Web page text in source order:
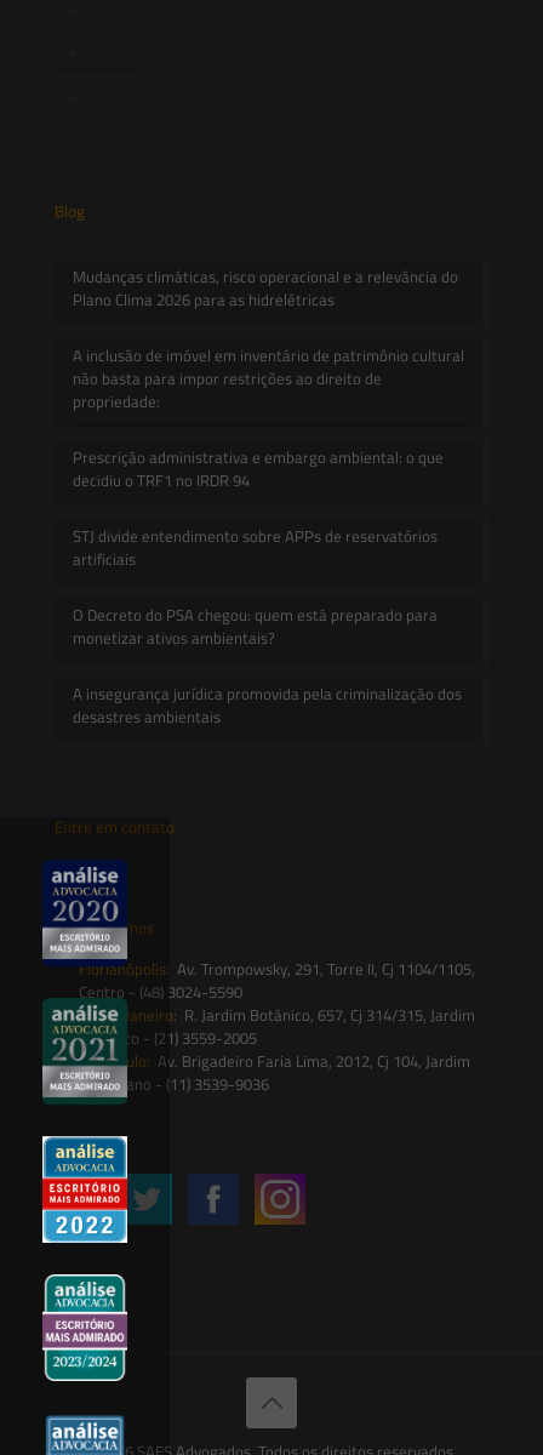
Blog
Mudanças climáticas, risco operacional e a relevância do
Plano Clima 2026 para as hidrelétricas
A inclusão de imóvel em inventário de patrimônio cultural
não basta para impor restrições ao direito de
propriedade:
Prescrição administrativa e embargo ambiental: o que
decidiu o TRF1 no IRDR 94
STJ divide entendimento sobre APPs de reservatórios
artificiais
O Decreto do PSA chegou: quem está preparado para
monetizar ativos ambientais?
A insegurança jurídica promovida pela criminalização dos
desastres ambientais
Entre em contato
contato@saesadvogados.com.br
Onde estamos
Florianópolis: Av. Trompowsky, 291, Torre II, Cj 1104/1105,
Centro - (48) 3024-5590
Rio de Janeiro: R. Jardim Botânico, 657, Cj 314/315, Jardim
Botânico - (21) 3559-2005
São Paulo: Av. Brigadeiro Faria Lima, 2012, Cj 104, Jardim
Paulistano - (11) 3539-9036
Siga-nos